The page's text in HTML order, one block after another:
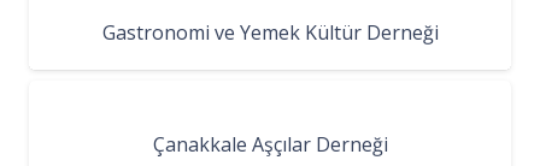
Gastronomi ve Yemek Kültür Derneği
Çanakkale Aşçılar Derneği